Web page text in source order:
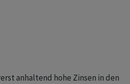
anhaltend hohe Zinsen in den